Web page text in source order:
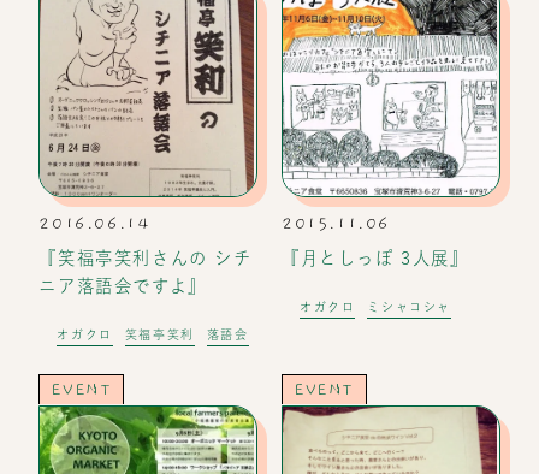
2016.06.14
『笑福亭笑利さんの シチ
ニア落語会ですよ』
オガクロ 笑福亭笑利 落語会
2015.11.06
『月としっぽ 3人展』
オガクロ ミシャコシャ
EVENT EVENT